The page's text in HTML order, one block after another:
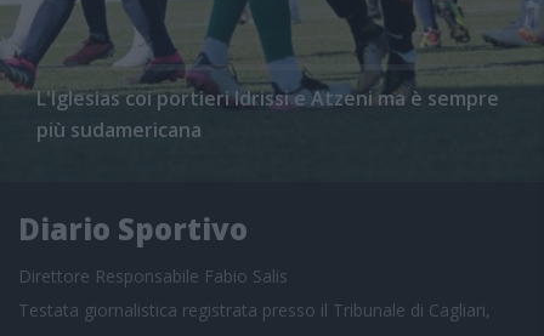
L'Iglesias coi portieri Idrissi e Atzeni ma è sempre
più sudamericana
Diario Sportivo
Direttore Responsabile Fabio Salis
Testata giornalistica registrata presso il Tribunale di Cagliari,